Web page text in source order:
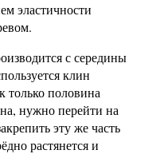
эластичности
с середины
клин
только половина
нужно перейти на
эту же часть
растянется и